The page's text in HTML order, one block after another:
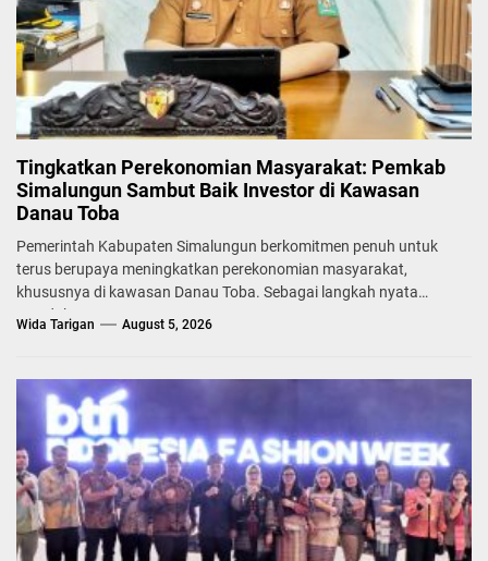
Tingkatkan Perekonomian Masyarakat: Pemkab
Simalungun Sambut Baik Investor di Kawasan
Danau Toba
Pemerintah Kabupaten Simalungun berkomitmen penuh untuk
terus berupaya meningkatkan perekonomian masyarakat,
khususnya di kawasan Danau Toba. Sebagai langkah nyata
mendukung...
Wida Tarigan August 5, 2026